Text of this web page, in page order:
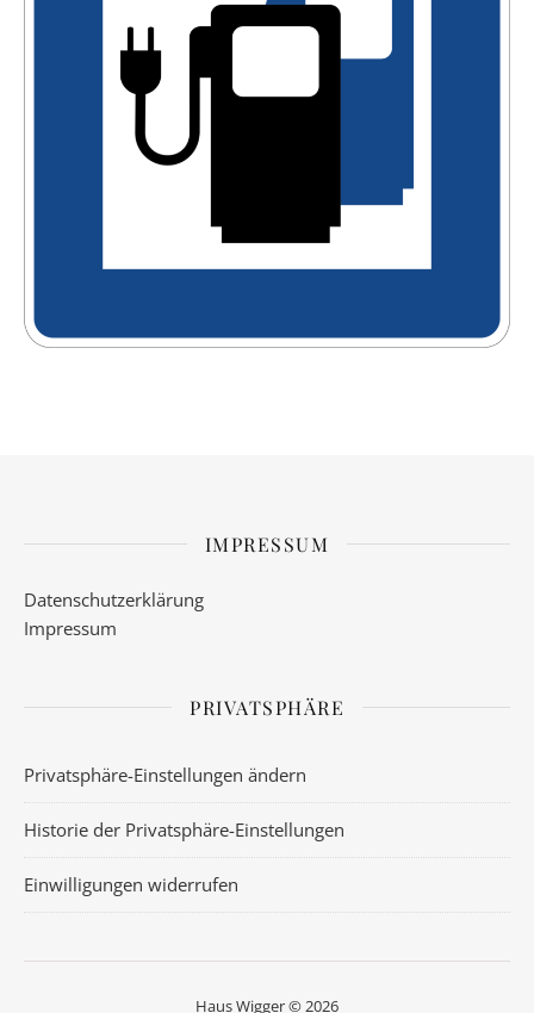
IMPRESSUM
Datenschutzerklärung
Impressum
PRIVATSPHÄRE
Privatsphäre-Einstellungen ändern
Historie der Privatsphäre-Einstellungen
Einwilligungen widerrufen
Haus Wigger © 2026